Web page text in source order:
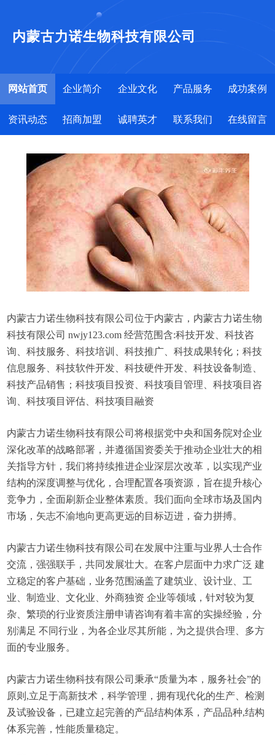
内蒙古力诺生物科技有限公司
网站首页 企业简介 企业文化 产品服务 成功案例
资讯动态 招商加盟 诚聘英才 联系我们 在线留言
内蒙古力诺生物科技有限公司位于内蒙古，内蒙古力诺生物
科技有限公司 nwjy123.com 经营范围含:科技开发、科技咨
询、科技服务、科技培训、科技推广、科技成果转化；科技
信息服务、科技软件开发、科技硬件开发、科技设备制造、
科技产品销售；科技项目投资、科技项目管理、科技项目咨
询、科技项目评估、科技项目融资
内蒙古力诺生物科技有限公司将根据党中央和国务院对企业
深化改革的战略部署，并遵循国资委关于推动企业壮大的相
关指导方针，我们将持续推进企业深层次改革，以实现产业
结构的深度调整与优化，合理配置各项资源，旨在提升核心
竞争力，全面刷新企业整体素质。我们面向全球市场及国内
市场，矢志不渝地向更高更远的目标迈进，奋力拼搏。
内蒙古力诺生物科技有限公司在发展中注重与业界人士合作
交流，强强联手，共同发展壮大。在客户层面中力求广泛 建
立稳定的客户基础，业务范围涵盖了建筑业、设计业、工
业、制造业、文化业、外商独资 企业等领域，针对较为复
杂、繁琐的行业资质注册申请咨询有着丰富的实操经验，分
别满足 不同行业，为各企业尽其所能，为之提供合理、多方
面的专业服务。
内蒙古力诺生物科技有限公司秉承“质量为本，服务社会”的
原则,立足于高新技术，科学管理，拥有现代化的生产、检测
及试验设备，已建立起完善的产品结构体系，产品品种,结构
体系完善，性能质量稳定。